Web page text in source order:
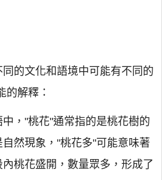
的文化和語境中可能有不同的
的解釋：
中，"桃花"通常指的是桃花樹的
然現象，"桃花多"可能意味著
桃花盛開，數量眾多，形成了